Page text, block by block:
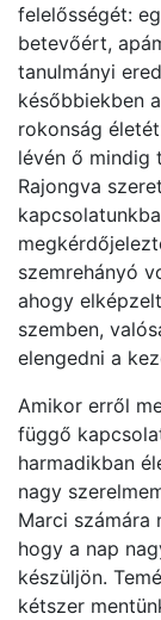
felelősségét:
betevőért,
tanulmányi
későbbiekben
rokonság
lévén ő mindig
Rajongva
szemrehányó
ahogy
szemben,
elengedni a
Amikor erről
függő
harmadikban
nagy
Marci számára
hogy a nap
készüljön.
kétszer